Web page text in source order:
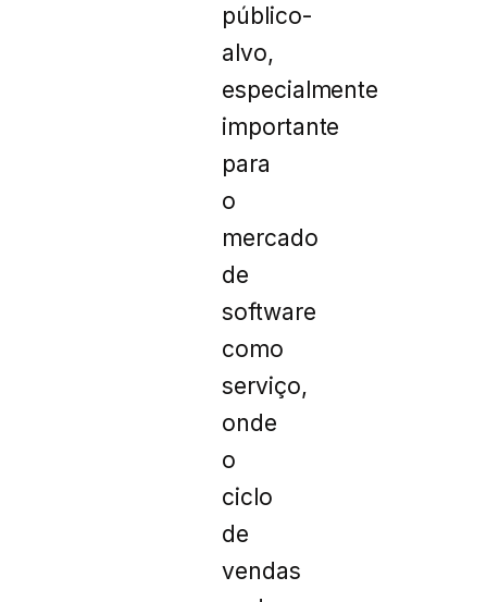
público-
alvo,
especialmente
importante
para
o
mercado
de
software
como
serviço,
onde
o
ciclo
de
vendas